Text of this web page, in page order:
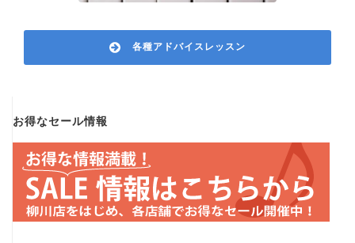
各種アドバイスレッスン
お得なセール情報